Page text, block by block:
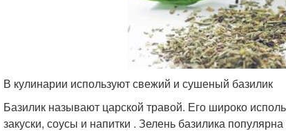
В кулинарии используют свежий и сушеный базилик
Базилик называют царской травой. Его широко
закуски, соусы и напитки . Зелень базилика